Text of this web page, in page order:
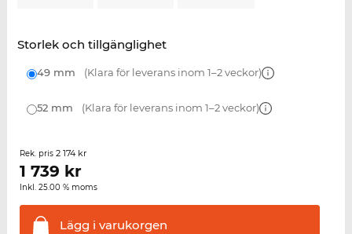
Storlek och tillgänglighet
49 mm (Klara för leverans inom 1–2 veckor)
52 mm (Klara för leverans inom 1–2 veckor)
Rek. pris 2 174 kr
1 739 kr
Inkl. 25.00 % moms
Lägg i varukorgen